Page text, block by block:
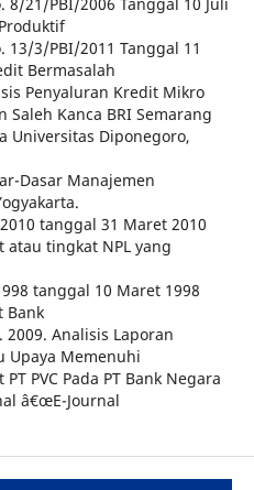
13/3/PBI/2011 Tanggal 11
Bermasalah
Penyaluran Kredit Mikro
Saleh Kanca BRI Semarang
Universitas Diponegoro,
Dasar Manajemen
tanggal 31 Maret 2010
tingkat NPL yang
tanggal 10 Maret 1998
Bank
Analisis Laporan
Upaya Memenuhi
PVC Pada PT Bank Negara
â€œE-Journal